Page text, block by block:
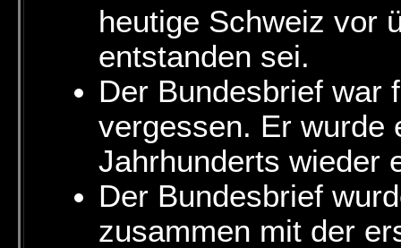
heutige Schweiz vor
entstanden sei.
Der Bundesbrief war
vergessen. Er wurde
Jahrhunderts wieder
Der Bundesbrief
zusammen mit der